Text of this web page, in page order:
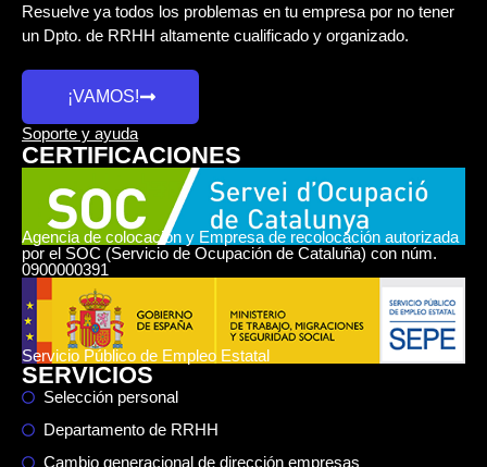
Resuelve ya todos los problemas en tu empresa por no tener
un Dpto. de RRHH altamente cualificado y organizado.
¡VAMOS!
Soporte y ayuda
CERTIFICACIONES
Agencia de colocación y Empresa de recolocación autorizada
por el SOC (Servicio de Ocupación de Cataluña) con núm.
0900000391
Servicio Público de Empleo Estatal
SERVICIOS
Selección personal
Departamento de RRHH
Cambio generacional de dirección empresas